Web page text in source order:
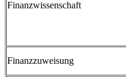
Finanzwissenschaft
Finanzzuweisung